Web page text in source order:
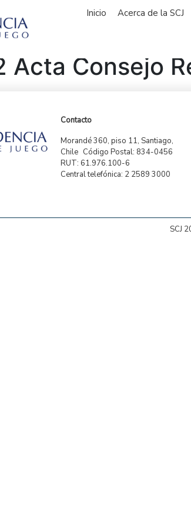
Inicio Acerca de la SCJ
Acta Consejo
Contacto
Morandé 360, piso 11, Santiago,
Chile Código Postal: 834-0456
RUT: 61.976.100-6
Central telefónica: 2 2589 3000
SCJ